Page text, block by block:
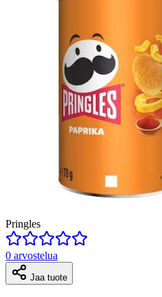
Pringles
0 arvostelua
Jaa tuote